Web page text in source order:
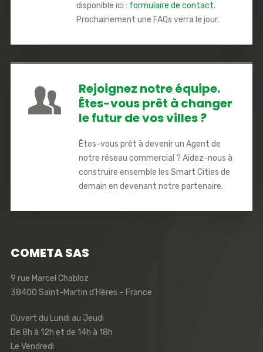
disponible ici : formulaire de contact.
Prochainement une FAQs verra le jour.
Rejoignez notre équipe.
Êtes-vous prêt à changer
le futur de vos villes ?
Êtes-vous prêt à devenir un Agent de
notre réseau commercial ? Aidez-nous à
construire ensemble les Smart Cities de
demain en devenant notre partenaire.
COMETA SAS
9 rue Marcel Chabloz
38400 Saint-Martin d’Hères – France
Ouvert du Lundi au Jeudi
De 8h à 12h et de 14h à 18h
Le Vendredi